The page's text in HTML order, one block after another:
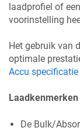
laadprofiel of
voorinstelling
Het gebruik van
optimale
Accu specificatie
Laadkenmerken
De Bulk/